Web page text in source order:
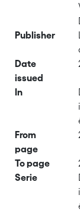
Publisher
Date
issued
In
From
page
To page
Serie